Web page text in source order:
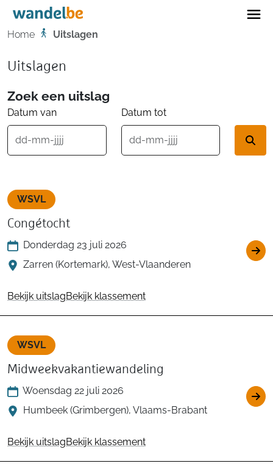
Home
Home Uitslagen
Uitslagen
Zoek een uitslag
Datum van Datum tot
WSVL
Congétocht
Donderdag 23 juli 2026
Zarren (Kortemark), West-Vlaanderen
Bekijk uitslagBekijk klassement
WSVL
Midweekvakantiewandeling
Woensdag 22 juli 2026
Humbeek (Grimbergen), Vlaams-Brabant
Bekijk uitslagBekijk klassement